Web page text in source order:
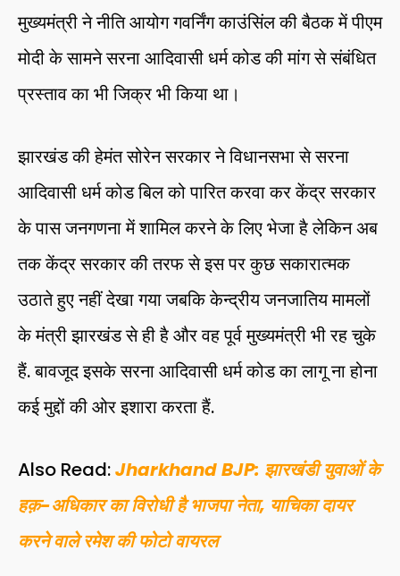
मुख्यमंत्री ने नीति आयोग गवर्निंग काउंसिंल की बैठक में पीएम
मोदी के सामने सरना आदिवासी धर्म कोड की मांग से संबंधित
प्रस्ताव का भी जिक्र भी किया था।
झारखंड की हेमंत सोरेन सरकार ने विधानसभा से सरना
आदिवासी धर्म कोड बिल को पारित करवा कर केंद्र सरकार
के पास जनगणना में शामिल करने के लिए भेजा है लेकिन अब
तक केंद्र सरकार की तरफ से इस पर कुछ सकारात्मक
उठाते हुए नहीं देखा गया जबकि केन्द्रीय जनजातिय मामलों
के मंत्री झारखंड से ही है और वह पूर्व मुख्यमंत्री भी रह चुके
हैं. बावजूद इसके सरना आदिवासी धर्म कोड का लागू ना होना
कई मुद्दों की ओर इशारा करता हैं.
Also Read:Jharkhand BJP: झारखंडी युवाओं के
हक़-अधिकार का विरोधी है भाजपा नेता, याचिका दायर
करने वाले रमेश की फोटो वायरल